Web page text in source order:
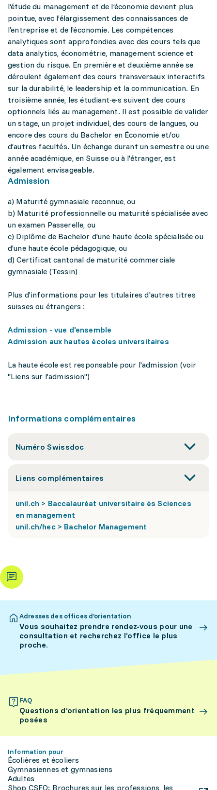
l’étude du management et de l’économie devient plus
pointue, avec l’élargissement des connaissances de
l’entreprise et de l’économie. Les compétences
analytiques sont approfondies avec des cours tels que
data analytics, économétrie, management science et
gestion du risque. En première et deuxième année se
déroulent également des cours transversaux interactifs
sur la durabilité, le leadership et la communication. En
troisième année, les étudiant·e·s suivent des cours
optionnels liés au management. Il est possible de valider
un stage, un projet individuel, des cours de langues, ou
encore des cours du Bachelor en Économie et/ou
d’autres facultés. Un échange durant un semestre ou une
année académique, en Suisse ou à l'étranger, est
également envisageable.
Admission
a) Maturité gymnasiale reconnue, ou
b) Maturité professionnelle ou maturité spécialisée avec
un examen Passerelle, ou
c) Diplôme de Bachelor d'une haute école spécialisée ou
d'une haute école pédagogique, ou
d) Certificat cantonal de maturité commerciale
gymnasiale (Tessin)
Plus d'informations pour les titulaires d'autres titres
suisses ou étrangers :
Admission - vue d'ensemble
Admission aux hautes écoles universitaires
La haute école est responsable pour l'admission (voir
"Liens sur l'admission")
Informations complémentaires
Numéro Swissdoc
Liens complémentaires
unil.ch > Baccalauréat universitaire ès Sciences
en management
unil.ch/hec > Bachelor Management
Adresses des offices d’orientation
Vous souhaitez prendre rendez-vous pour une
consultation et recherchez l’office le plus
proche.
FAQ
Questions d’orientation les plus fréquemment
posées
Information pour
Écolières et écoliers
Gymnasiennes et gymnasiens
Adultes
Shop CSFO: Brochures sur les professions, les